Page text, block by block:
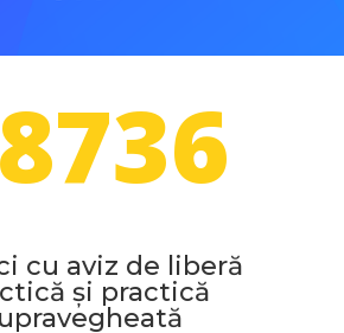
cu aviz de liberă
și practică